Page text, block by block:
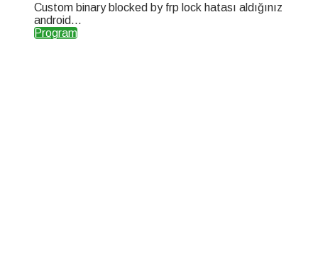
Custom binary blocked by frp lock hatası aldığınız
android...
Program